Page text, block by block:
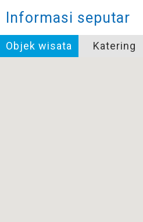
Informasi seputar
Objek wisata Katering